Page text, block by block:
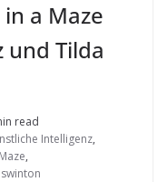
a Maze
und Tilda
read
Intelligenz,
,